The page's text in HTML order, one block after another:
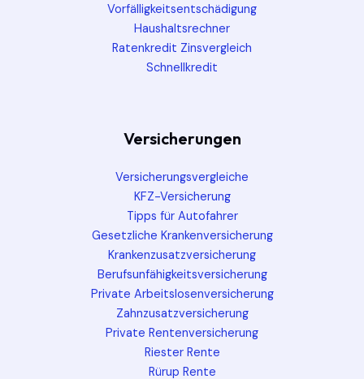
Vorfälligkeitsentschädigung
Haushaltsrechner
Ratenkredit Zinsvergleich
Schnellkredit
Versicherungen
Versicherungsvergleiche
KFZ-Versicherung
Tipps für Autofahrer
Gesetzliche Krankenversicherung
Krankenzusatzversicherung
Berufsunfähigkeitsversicherung
Private Arbeitslosenversicherung
Zahnzusatzversicherung
Private Rentenversicherung
Riester Rente
Rürup Rente